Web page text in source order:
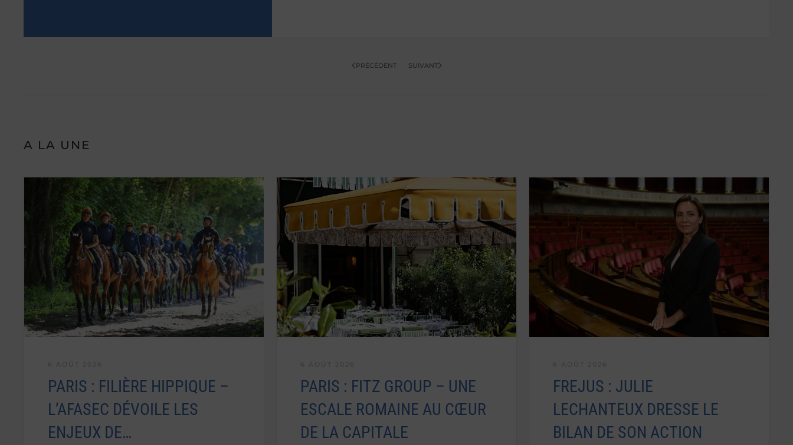
PRÉCÉDENT SUIVANT
A LA UNE
PARIS : FILIÈRE HIPPIQUE –
L’AFASEC DÉVOILE LES
ENJEUX DE…
PARIS : FITZ GROUP – UNE
ESCALE ROMAINE AU CŒUR
DE LA CAPITALE
FREJUS : JULIE
LECHANTEUX DRESSE LE
BILAN DE SON ACTION